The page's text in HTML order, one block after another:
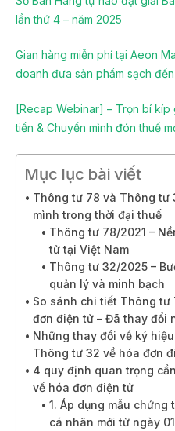
lần thứ 4 – năm 2025
Gian hàng miễn phí tại Aeon
doanh đưa sản phẩm sạch
[Recap Webinar] – Trọn bí
tiền & Chuyển mình đón thuế
Mục lục bài viết
Thông tư 78 và Thông tư
mình trong thời đại thuế
Thông tư 78/2021 –
tử tại Việt Nam
Thông tư 32/2025 –
quản lý và minh bạch
So sánh chi tiết Thông
đơn điện tử – Đã thay đổi
Những thay đổi về ký
Thông tư 32 về hóa đơn
4 quy định quan trọng
về hóa đơn điện tử
1. Áp dụng mẫu
cá nhân mới từ ngày